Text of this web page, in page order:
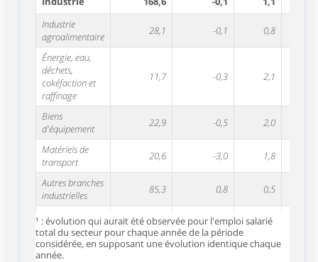
Industrie
agroalimentaire
28,1 -0,1 0,8
Énergie, eau,
déchets,
cokéfaction et
raffinage
11,7 -0,3 2,1
Biens
d'équipement
22,9 -0,5 2,0
Matériels de
transport
20,6 -3,0 1,8
Autres branches
industrielles
85,3 0,8 0,5
Construction 54,7 -0,9
-0,7
Tertiaire
marchand
404,3 -0,4 0,4
¹ : évolution qui aurait été observée pour l'emploi salarié
total du secteur pour chaque année de la période
considérée, en supposant une évolution identique chaque
année.